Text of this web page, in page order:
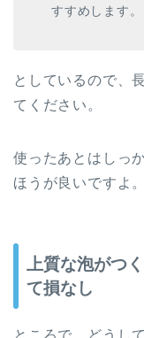
すすめします。
としているので、
てください。
使ったあとはしっ
ほうが良いですよ。
上質な泡がつ
て損なし